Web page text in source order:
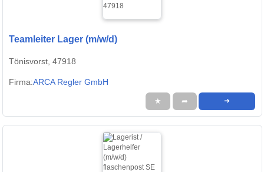
Teamleiter Lager (m/w/d)
Tönisvorst, 47918
Firma:ARCA Regler GmbH
★ ➦ ➜